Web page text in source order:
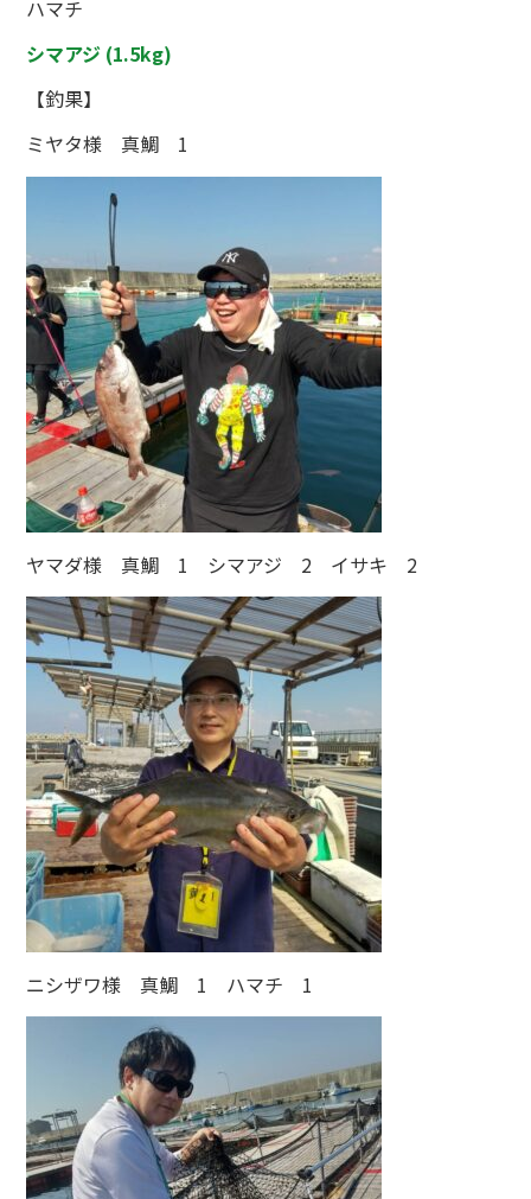
ハマチ
シマアジ (1.5kg)
【釣果】
ミヤタ様 真鯛 1
ヤマダ様 真鯛 1 シマアジ 2 イサキ 2
ニシザワ様 真鯛 1 ハマチ 1